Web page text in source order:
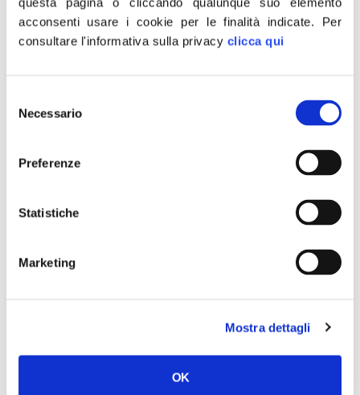
acconsenti usare i cookie per le finalità indicate. Per
consultare l'informativa sulla privacy clicca qui
delNecessario
Preferenze
Statistiche
Marketing
Mostra dettagli
OK
complicità. Il Governo Meloni, come primo atto, ha
scongiurato la sostanziale abrogazione dell’ergastolo
ostativo e poi è stato fortemente impegnato a
Caso Cospito, Delmastro:
fiducioso insussistenza
“Prendo atto della scelta del GIP di Roma che,